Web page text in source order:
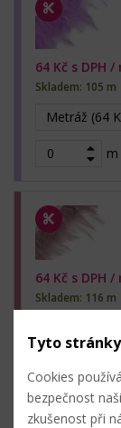
Metráž (64
m
64 Kč s DPH /
Skladem: 105 m
64 Kč s DPH /
Skladem: 116 m
Tyto
Cookies
bezpečnost
zkušenost při